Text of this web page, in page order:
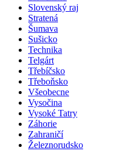
Slovenský raj
Stratená
Šumava
Sušicko
Technika
Telgárt
Třebíčsko
Třeboňsko
Všeobecne
Vysočina
Vysoké Tatry
Záhorie
Zahraničí
Železnorudsko